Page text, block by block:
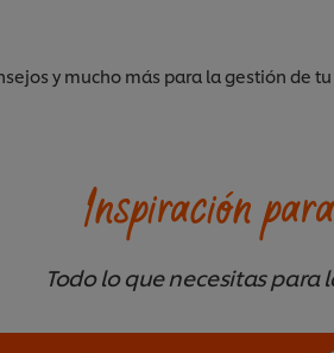
y mucho más para la gestión de
Inspiración
Todo lo que necesitas para